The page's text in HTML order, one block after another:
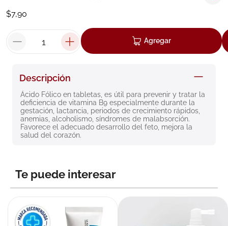
$7,90
Agregar
Descripción
Ácido Fólico en tabletas, es útil para prevenir y tratar la
deficiencia de vitamina B9 especialmente durante la
gestación, lactancia, periodos de crecimiento rápidos,
anemias, alcoholismo, síndromes de malabsorción.
Favorece el adecuado desarrollo del feto, mejora la
salud del corazón.
Te puede interesar
pilexil
5. cerave
6 degraler
7. isdin
8. roche posay
9. nivea